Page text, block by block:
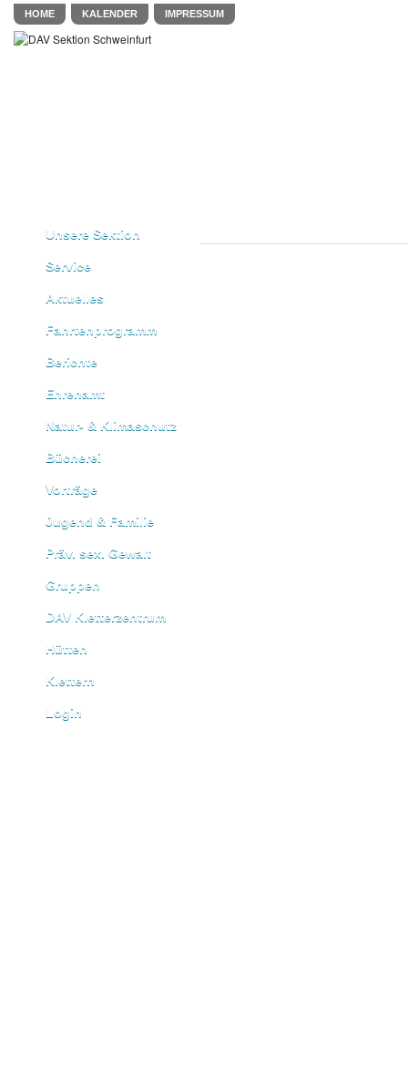
HOME KALENDER IMPRESSUM
Unsere Sektion
Service
Aktuelles
Fahrtenprogramm
Berichte
Ehrenamt
Natur- & Klimaschutz
Bücherei
Vorträge
Jugend & Familie
Präv. sex. Gewalt
Gruppen
DAV Kletterzentrum
Hütten
Klettern
Login